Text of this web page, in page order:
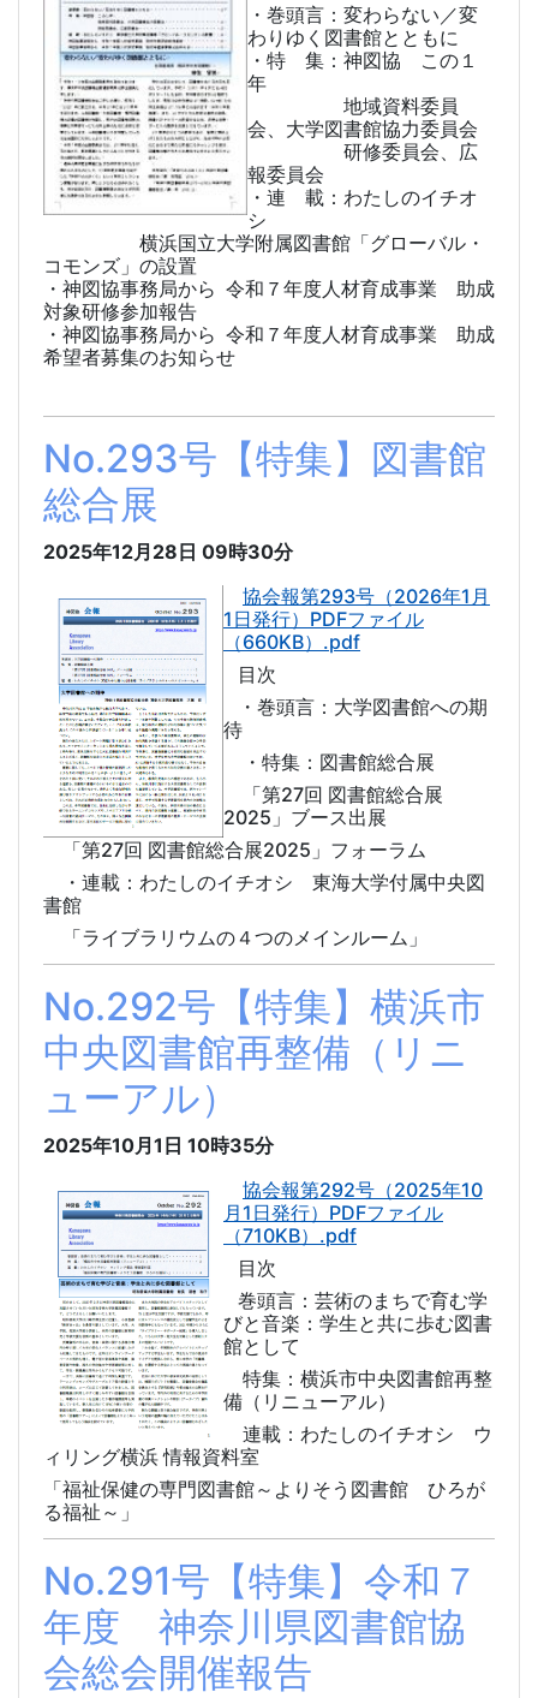
・巻頭言：変わらない／変
わりゆく図書館とともに
・特 集：神図協 この１
年
地域資料委員
会、大学図書館協力委員会
研修委員会、広
報委員会
・連 載：わたしのイチオ
シ
横浜国立大学附属図書館「グローバル・
コモンズ」の設置
・神図協事務局から 令和７年度人材育成事業 助成
対象研修参加報告
・神図協事務局から 令和７年度人材育成事業 助成
希望者募集のお知らせ
No.293号【特集】図書館
総合展
2025年12月28日 09時30分
協会報第293号（2026年1月
1日発行）PDFファイル
（660KB）.pdf
目次
・巻頭言：大学図書館への期
待
・特集：図書館総合展
「第27回 図書館総合展
2025」ブース出展
「第27回 図書館総合展2025」フォーラム
・連載：わたしのイチオシ 東海大学付属中央図
書館
「ライブラリウムの４つのメインルーム」
No.292号【特集】横浜市
中央図書館再整備（リニ
ューアル）
2025年10月1日 10時35分
協会報第292号（2025年10
月1日発行）PDFファイル
（710KB）.pdf
目次
巻頭言：芸術のまちで育む学
びと音楽：学生と共に歩む図書
館として
特集：横浜市中央図書館再整
備（リニューアル）
連載：わたしのイチオシ ウ
ィリング横浜 情報資料室
「福祉保健の専門図書館～よりそう図書館 ひろが
る福祉～」
No.291号【特集】令和７
年度 神奈川県図書館協
会総会開催報告